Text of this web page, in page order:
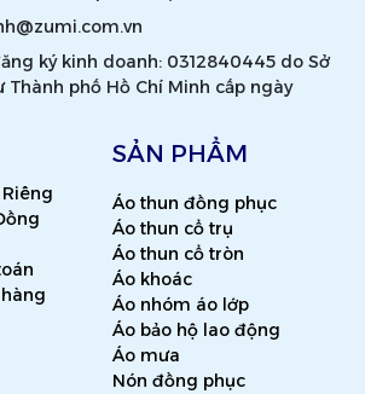
ký kinh doanh: 0312840445 do Sở
Thành phố Hồ Chí Minh cấp ngày
SẢN PHẨM
Áo thun đồng phục
Áo thun cổ trụ
Áo thun cổ tròn
Áo khoác
Áo nhóm áo lớp
Áo bảo hộ lao động
Áo mưa
Nón đồng phục